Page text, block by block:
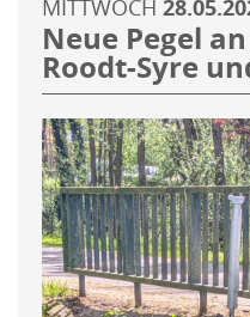
MITTWOCH
Neue Pegel
Roodt-Syre